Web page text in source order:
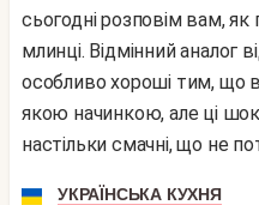
сьогодні розповім вам,
млинці. Відмінний аналог
особливо хороші тим, що
якою начинкою, але ці
настільки смачні, що не
УКРАЇНСЬКА КУХНЯ